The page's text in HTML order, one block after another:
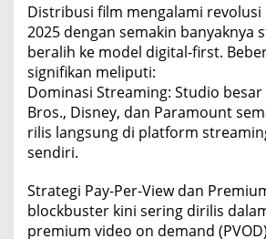
Distribusi film mengalami
2025 dengan semakin banyaknya
beralih ke model digital-first.
signifikan meliputi:
Dominasi Streaming: Studio
Bros., Disney, dan Paramount
rilis langsung di platform
sendiri.
Strategi Pay-Per-View dan
blockbuster kini sering dirilis
premium video on demand